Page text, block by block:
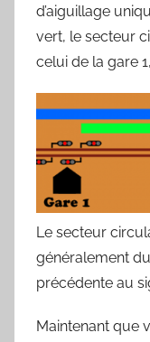
d’aiguillage
vert, le secteur
celui de la gare
Le secteur
généralement
précédente au
Maintenant que